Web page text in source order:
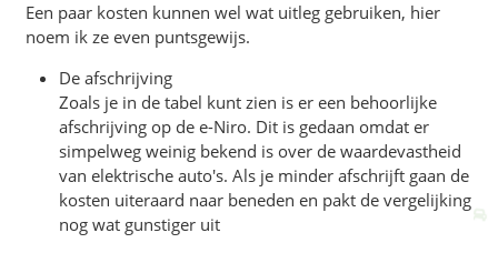
Een paar kosten kunnen wel wat uitleg gebruiken, hier
noem ik ze even puntsgewijs.
De afschrijving
Zoals je in de tabel kunt zien is er een behoorlijke
afschrijving op de e-Niro. Dit is gedaan omdat er
simpelweg weinig bekend is over de waardevastheid
van elektrische auto's. Als je minder afschrijft gaan de
kosten uiteraard naar beneden en pakt de vergelijking
nog wat gunstiger uit